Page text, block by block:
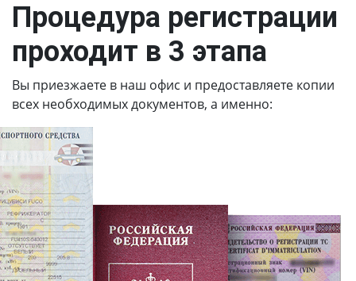
Процедура регистрации
проходит в 3 этапа
Вы приезжаете в наш офис и предоставляете копии
всех необходимых документов, а именно: